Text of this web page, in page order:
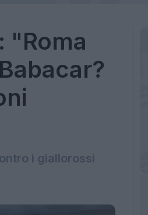
"Roma
i giallorossi